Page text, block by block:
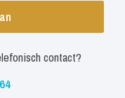
contact?